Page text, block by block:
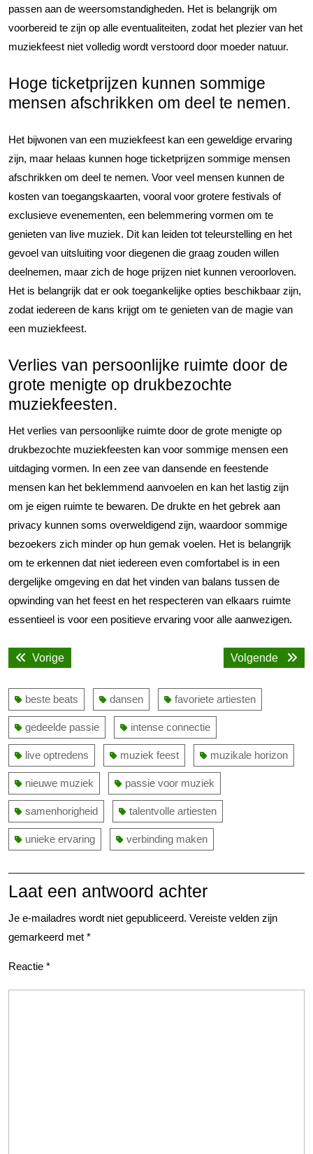
passen aan de weersomstandigheden. Het is belangrijk om
voorbereid te zijn op alle eventualiteiten, zodat het plezier van het
muziekfeest niet volledig wordt verstoord door moeder natuur.
Hoge ticketprijzen kunnen sommige
mensen afschrikken om deel te nemen.
Het bijwonen van een muziekfeest kan een geweldige ervaring
zijn, maar helaas kunnen hoge ticketprijzen sommige mensen
afschrikken om deel te nemen. Voor veel mensen kunnen de
kosten van toegangskaarten, vooral voor grotere festivals of
exclusieve evenementen, een belemmering vormen om te
genieten van live muziek. Dit kan leiden tot teleurstelling en het
gevoel van uitsluiting voor diegenen die graag zouden willen
deelnemen, maar zich de hoge prijzen niet kunnen veroorloven.
Het is belangrijk dat er ook toegankelijke opties beschikbaar zijn,
zodat iedereen de kans krijgt om te genieten van de magie van
een muziekfeest.
Verlies van persoonlijke ruimte door de
grote menigte op drukbezochte
muziekfeesten.
Het verlies van persoonlijke ruimte door de grote menigte op
drukbezochte muziekfeesten kan voor sommige mensen een
uitdaging vormen. In een zee van dansende en feestende
mensen kan het beklemmend aanvoelen en kan het lastig zijn
om je eigen ruimte te bewaren. De drukte en het gebrek aan
privacy kunnen soms overweldigend zijn, waardoor sommige
bezoekers zich minder op hun gemak voelen. Het is belangrijk
om te erkennen dat niet iedereen even comfortabel is in een
dergelijke omgeving en dat het vinden van balans tussen de
opwinding van het feest en het respecteren van elkaars ruimte
essentieel is voor een positieve ervaring voor alle aanwezigen.
Bericht
navigatie
VorigeVorige
Volgende
beste beats dansen favoriete artiesten
gedeelde passie intense connectie
live optredens muziek feest muzikale horizon
nieuwe muziek passie voor muziek
samenhorigheid talentvolle artiesten
unieke ervaring verbinding maken
Laat een antwoord achter
Je e-mailadres wordt niet gepubliceerd. Vereiste velden zijn
gemarkeerd met *
Reactie *